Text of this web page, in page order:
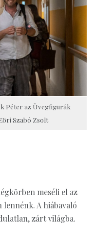
Péter az Üvegfigurák
Szabó Zsolt
meséli el az
A hiábavaló
zárt világba.